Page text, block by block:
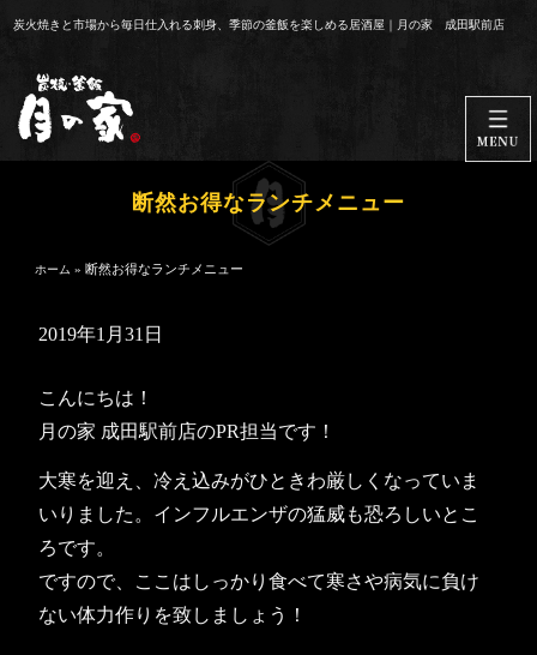
へ
炭火焼きと市場から毎日仕入れる刺身、季節の釜飯を楽しめる居酒屋｜月の家 成田駅前店
断然お得なランチメニュー
ホーム » 断然お得なランチメニュー
2019年1月31日
こんにちは！
月の家 成田駅前店のPR担当です！
大寒を迎え、冷え込みがひときわ厳しくなっていま
いりました。インフルエンザの猛威も恐ろしいとこ
ろです。
ですので、ここはしっかり食べて寒さや病気に負け
ない体力作りを致しましょう！